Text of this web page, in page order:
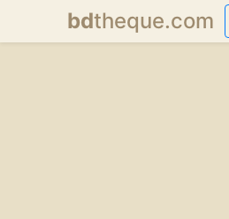
bdtheque.com